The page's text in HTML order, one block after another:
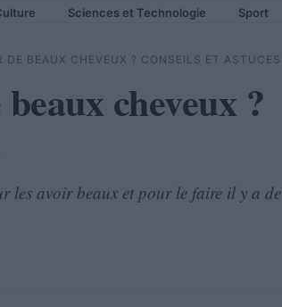
Sciences et Technologie Sport
DE BEAUX CHEVEUX ? CONSEILS ET ASTUCES
cheveux ?
les avoir beaux et pour le faire il y a de